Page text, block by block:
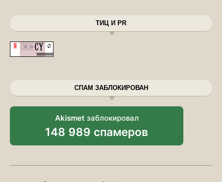
ТИЦ И PR
СПАМ ЗАБЛОКИРОВАН
Akismet заблокировал
148 989 спамеров